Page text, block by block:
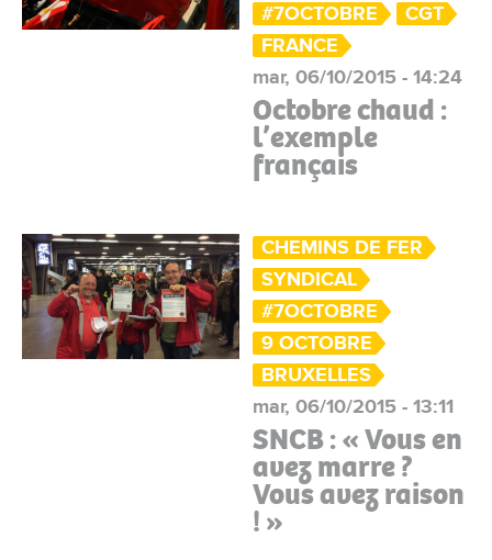
#7OCTOBRE
CGT
FRANCE
mar, 06/10/2015 - 14:24
Octobre chaud :
l’exemple
français
CHEMINS DE FER
SYNDICAL
#7OCTOBRE
9 OCTOBRE
BRUXELLES
mar, 06/10/2015 - 13:11
SNCB : « Vous en
avez marre ?
Vous avez raison
! »